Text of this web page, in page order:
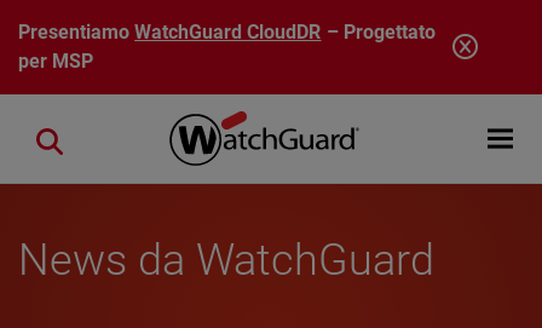
Salta al contenuto principale
PresentiamoWatchGuard CloudDR – Progettato
per MSP
Open
Close search
News da WatchGuard